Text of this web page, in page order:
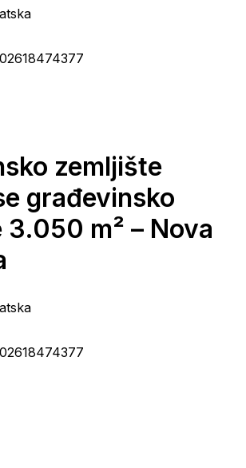
zemljište
građevinsko
m² – Nova